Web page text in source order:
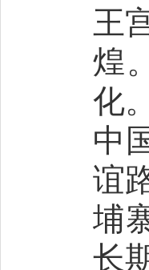
王
煌
化
中
谊
埔
长